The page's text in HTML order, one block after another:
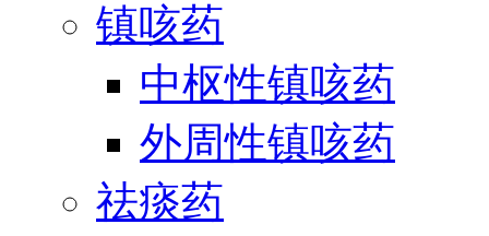
镇咳药
中枢性镇咳药
外周性镇咳药
祛痰药